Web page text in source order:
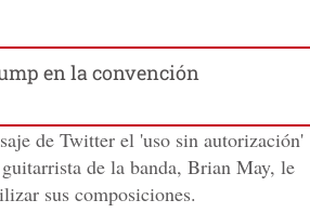
en la convención
de Twitter el 'uso sin autorización'
de la banda, Brian May, le
sus composiciones.